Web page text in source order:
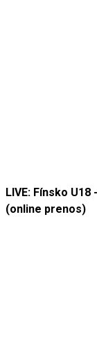
LIVE: Fínsko
(online prenos)